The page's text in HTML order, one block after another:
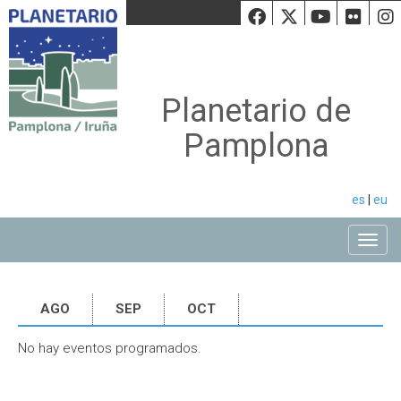
Facebook
Twiiter
Planetario de
Pamplona
es eu
AGO SEP OCT
No hay eventos programados.